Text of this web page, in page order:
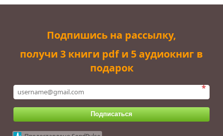
Подпишись на рассылку,
получи 3 книги pdf и 5 аудиокниг в
подарок
*
Подписаться